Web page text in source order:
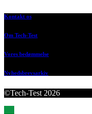
Kontakt os
Om Tech-Test
Vores bedømmelse
Nyhedsbrevsarkiv
©Tech-Test 2026